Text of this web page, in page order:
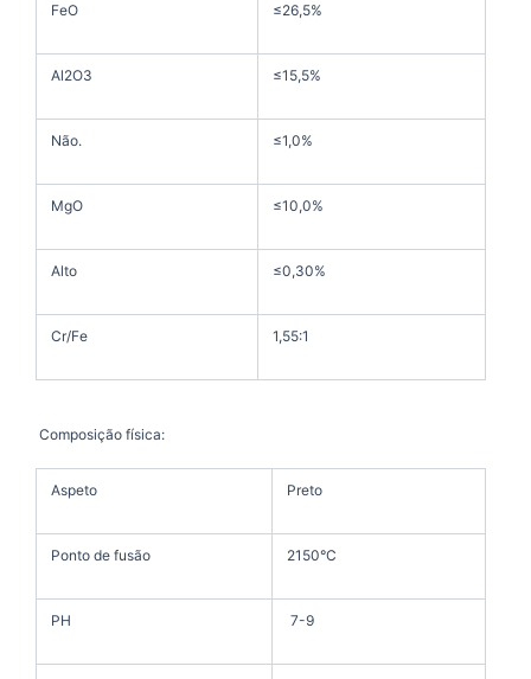
FeO ≤26,5%
Al2O3 ≤15,5%
Não. ≤1,0%
MgO ≤10,0%
Alto ≤0,30%
Cr/Fe 1,55:1
Composição física:
Aspeto Preto
Ponto de fusão 2150°C
PH 7-9